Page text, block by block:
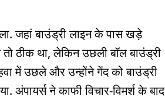
जहां बाउंड्री लाइन के पास खड़े
ठीक था, लेकिन उछली बॉल बाउंड्री
में उछले और उन्होंने गेंद को बाउंड्री
ने काफी विचार-विमर्श के बाद